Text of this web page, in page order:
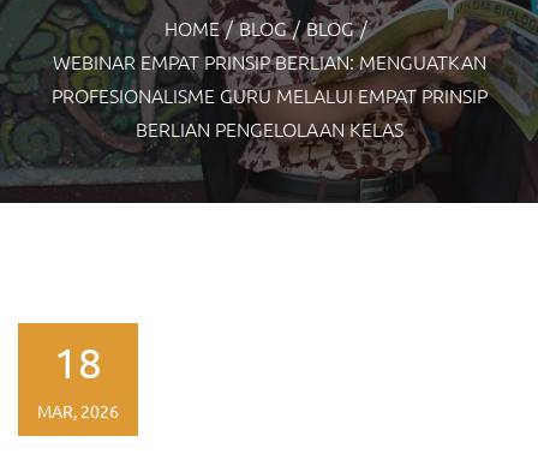
profesionalisme Guru melalui
Empat Prinsip Berlian
Pengelolaan Kelas
HOME / BLOG / BLOG /
WEBINAR EMPAT PRINSIP BERLIAN: MENGUATKAN
PROFESIONALISME GURU MELALUI EMPAT PRINSIP
BERLIAN PENGELOLAAN KELAS
18
MAR, 2026